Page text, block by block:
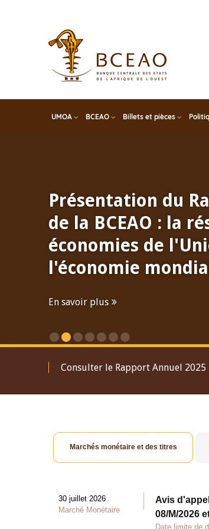
UMOA BCEAO Billets et pièces
Présentation du
de la BCEAO : la
économies de
l'économie
En savoir plus
Consulter le Rapport Annuel 2025
Marchés monétaire et des titres
30 juillet 2026
Marché Monétaire
Avis
08/M/2026
Date limite de